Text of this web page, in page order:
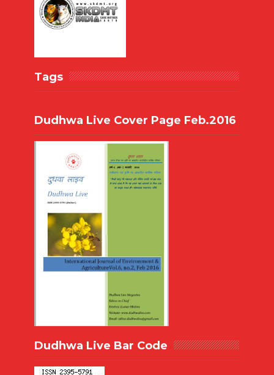
Tags
Dudhwa Live Cover Page Feb.2016
Dudhwa Live Bar Code